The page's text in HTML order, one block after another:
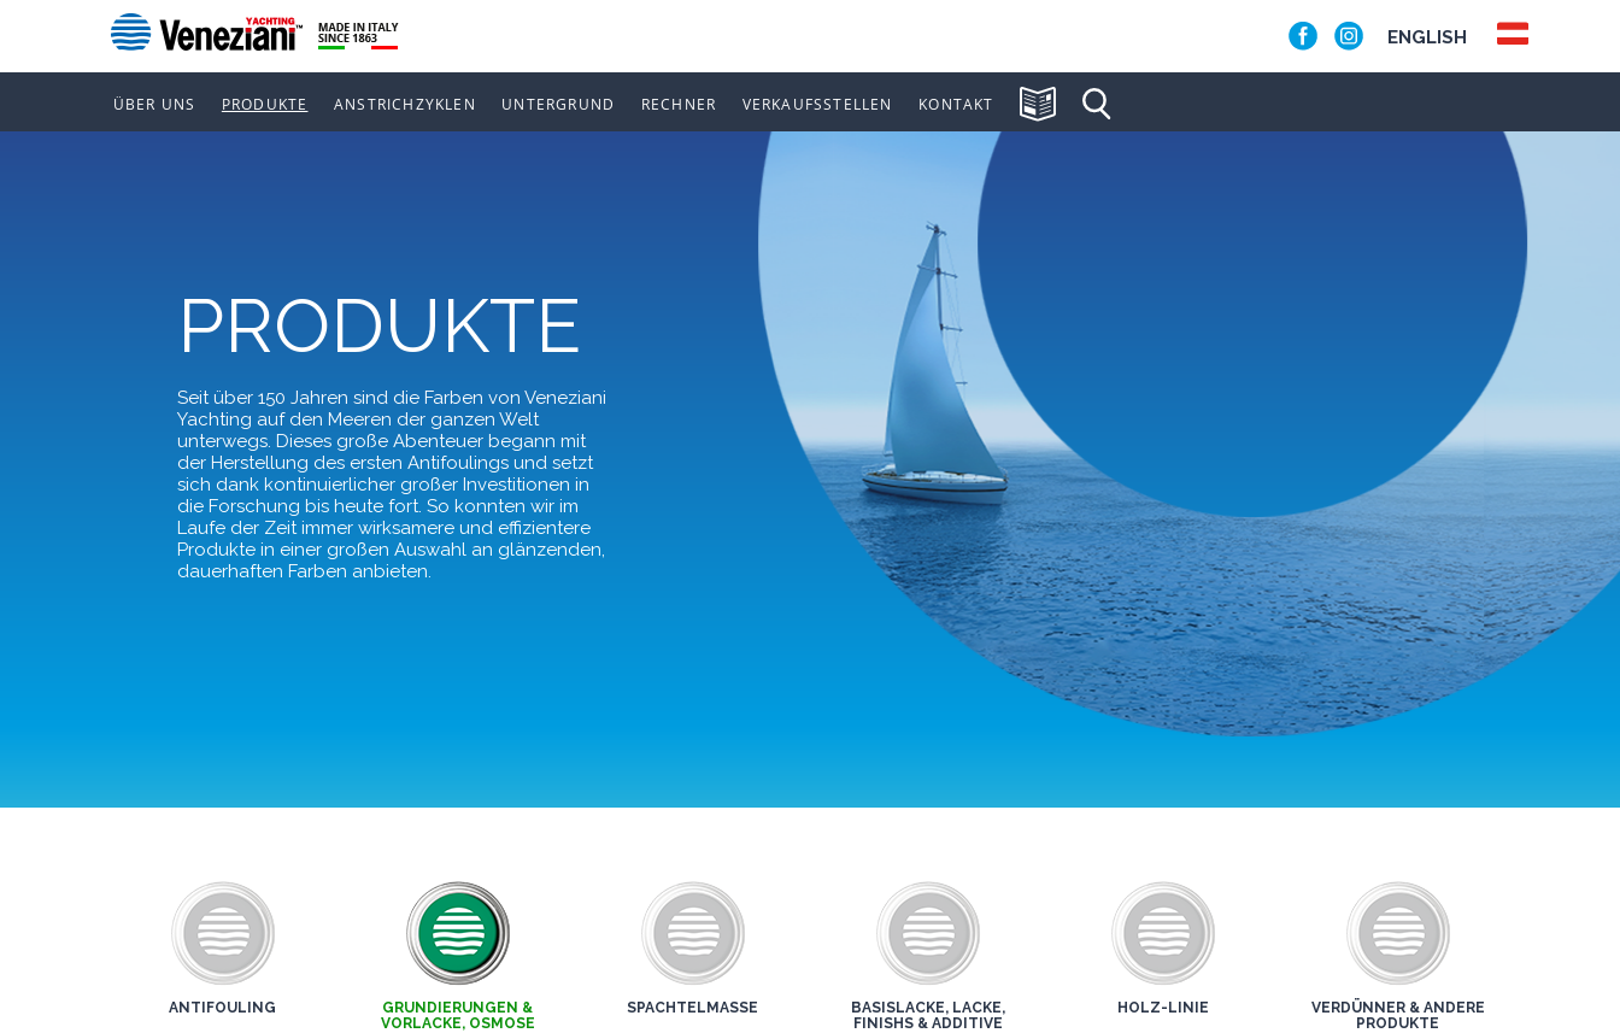
ENGLISH
ÜBER UNS PRODUKTE ANSTRICHZYKLEN UNTERGRUND RECHNER VERKAUFSSTELLEN KONTAKT
PRODUKTE
Seit über 150 Jahren sind die Farben von Veneziani
Yachting auf den Meeren der ganzen Welt
unterwegs. Dieses große Abenteuer begann mit
der Herstellung des ersten Antifoulings und setzt
sich dank kontinuierlicher großer Investitionen in
die Forschung bis heute fort. So konnten wir im
Laufe der Zeit immer wirksamere und effizientere
Produkte in einer großen Auswahl an glänzenden,
dauerhaften Farben anbieten.
ANTIFOULING
GRUNDIERUNGEN &
VORLACKE, OSMOSE
SPACHTELMASSE
BASISLACKE, LACKE,
FINISHS & ADDITIVE
HOLZ-LINIE
VERDÜNNER & ANDERE
PRODUKTE